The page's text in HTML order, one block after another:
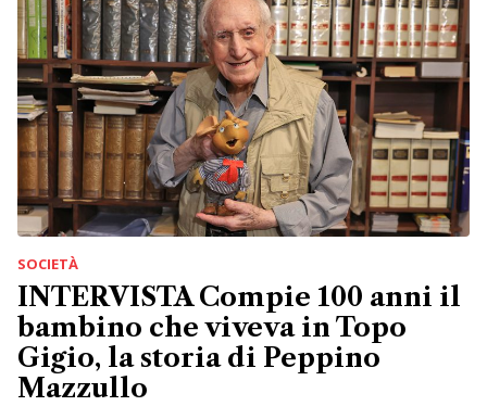
SOCIETÀ
INTERVISTA Compie 100 anni il
bambino che viveva in Topo
Gigio, la storia di Peppino
Mazzullo